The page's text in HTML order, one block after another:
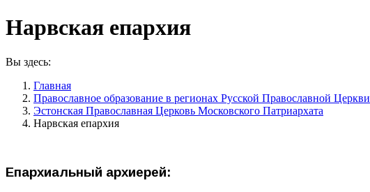
Нарвская епархия
Вы здесь:
Главная
Православное образование в регионах Русской Православной Церкви
Эстонская Православная Церковь Московского Патриархата
Нарвская епархия
Епархиальный архиерей: